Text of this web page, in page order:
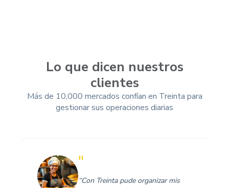
Lo que dicen nuestros
clientes
Más de 10,000 mercados confían en Treinta para
gestionar sus operaciones diarias
"
‘‘Con Treinta pude organizar mis